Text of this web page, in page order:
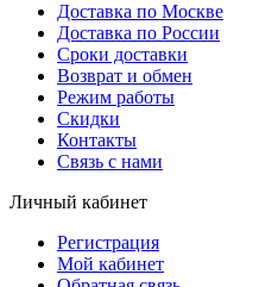
Доставка по Москве
Доставка по России
Сроки доставки
Возврат и обмен
Режим работы
Скидки
Контакты
Связь с нами
Личный кабинет
Регистрация
Мой кабинет